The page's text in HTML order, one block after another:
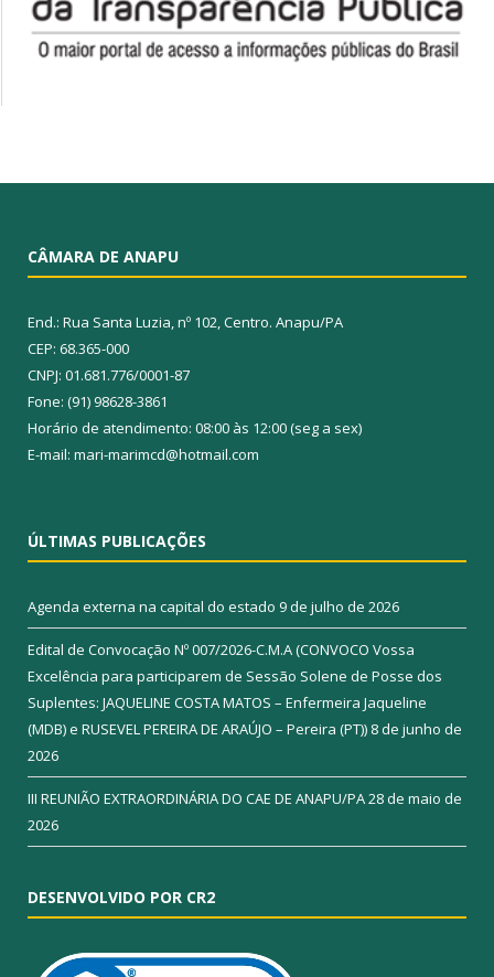
CÂMARA DE ANAPU
End.: Rua Santa Luzia, nº 102, Centro. Anapu/PA
CEP: 68.365-000
CNPJ: 01.681.776/0001-87
Fone: (91) 98628-3861
Horário de atendimento: 08:00 às 12:00 (seg a sex)
E-mail: mari-marimcd@hotmail.com
ÚLTIMAS PUBLICAÇÕES
Agenda externa na capital do estado 9 de julho de 2026
Edital de Convocação Nº 007/2026-C.M.A (CONVOCO Vossa
Excelência para participarem de Sessão Solene de Posse dos
Suplentes: JAQUELINE COSTA MATOS – Enfermeira Jaqueline
(MDB) e RUSEVEL PEREIRA DE ARAÚJO – Pereira (PT)) 8 de junho de
2026
III REUNIÃO EXTRAORDINÁRIA DO CAE DE ANAPU/PA28 de maio de
2026
DESENVOLVIDO POR CR2